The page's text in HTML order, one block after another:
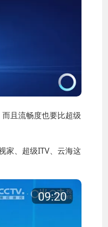
且流畅度也要比超级
家、超级ITV、云海这